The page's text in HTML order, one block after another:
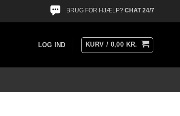
BRUG FOR HJÆLP? CHAT 24/7
LOG IND KURV / 0,00 KR.